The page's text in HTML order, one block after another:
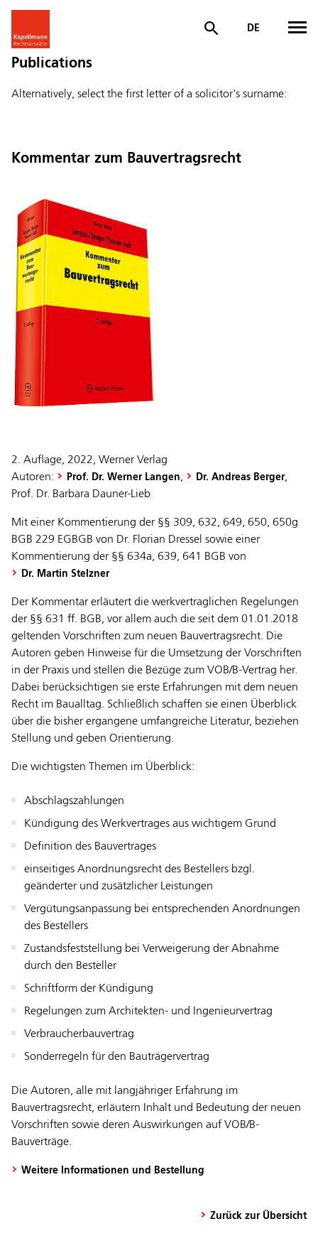
DE
Publications
Alternatively, select the first letter of a solicitor's surname:
Kommentar zum Bauvertragsrecht
2. Auflage, 2022, Werner Verlag
Autoren:
Prof. Dr. Werner Langen, Dr. Andreas Berger,
Prof. Dr. Barbara Dauner-Lieb
Mit einer Kommentierung der §§ 309, 632, 649, 650, 650g
BGB 229 EGBGB von Dr. Florian Dressel sowie einer
Kommentierung der §§ 634a, 639, 641 BGB von
Dr. Martin Stelzner
Der Kommentar erläutert die werkvertraglichen Regelungen
der §§ 631 ff. BGB, vor allem auch die seit dem 01.01.2018
geltenden Vorschriften zum neuen Bauvertragsrecht. Die
Autoren geben Hinweise für die Umsetzung der Vorschriften
in der Praxis und stellen die Bezüge zum VOB/B-Vertrag her.
Dabei berücksichtigen sie erste Erfahrungen mit dem neuen
Recht im Baualltag. Schließlich schaffen sie einen Überblick
über die bisher ergangene umfangreiche Literatur, beziehen
Stellung und geben Orientierung.
Die wichtigsten Themen im Überblick:
Abschlagszahlungen
Kündigung des Werkvertrages aus wichtigem Grund
Definition des Bauvertrages
einseitiges Anordnungsrecht des Bestellers bzgl.
geänderter und zusätzlicher Leistungen
Vergütungsanpassung bei entsprechenden Anordnungen
des Bestellers
Zustandsfeststellung bei Verweigerung der Abnahme
durch den Besteller
Schriftform der Kündigung
Regelungen zum Architekten- und Ingenieurvertrag
Verbraucherbauvertrag
Sonderregeln für den Bauträgervertrag
Die Autoren, alle mit langjähriger Erfahrung im
Bauvertragsrecht, erläutern Inhalt und Bedeutung der neuen
Vorschriften sowie deren Auswirkungen auf VOB/B-
Bauverträge.
Weitere Informationen und Bestellung
Zurück zur Übersicht